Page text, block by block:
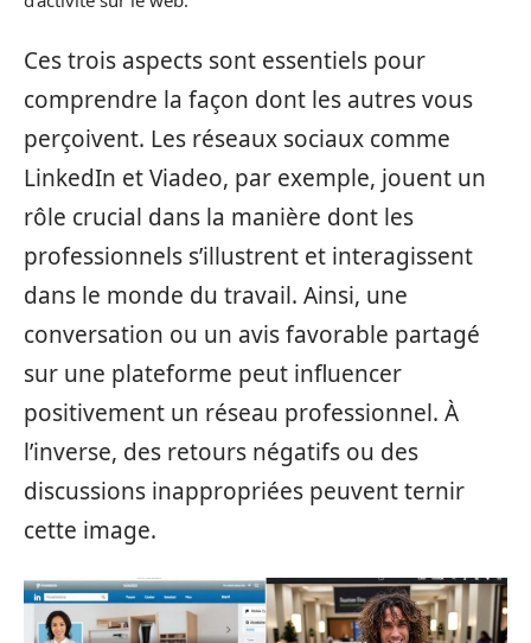
Ces trois aspects sont essentiels pour
comprendre la façon dont les autres vous
perçoivent. Les réseaux sociaux comme
LinkedIn et Viadeo, par exemple, jouent un
rôle crucial dans la manière dont les
professionnels s’illustrent et interagissent
dans le monde du travail. Ainsi, une
conversation ou un avis favorable partagé
sur une plateforme peut influencer
positivement un réseau professionnel. À
l’inverse, des retours négatifs ou des
discussions inappropriées peuvent ternir
cette image.